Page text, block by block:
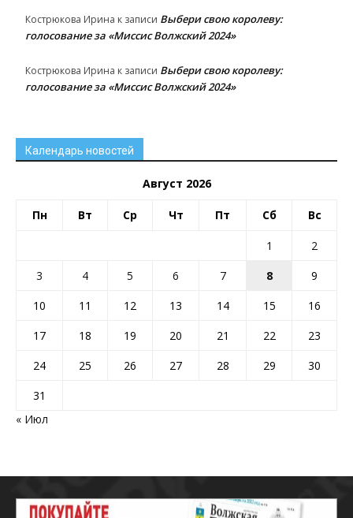
Кострюкова Ирина к записи Выбери свою королеву:
голосование за «Миссис Волжский 2024»
Кострюкова Ирина к записи Выбери свою королеву:
голосование за «Миссис Волжский 2024»
Календарь новостей
Август 2026
Пн Вт Ср Чт Пт Сб Вс
1
2
3
4 5 6 7 8
9
10
11 12 13 14 15
16
17
18 19 20 21 22
23
24
25 26 27 28 29
30
31
« Июл